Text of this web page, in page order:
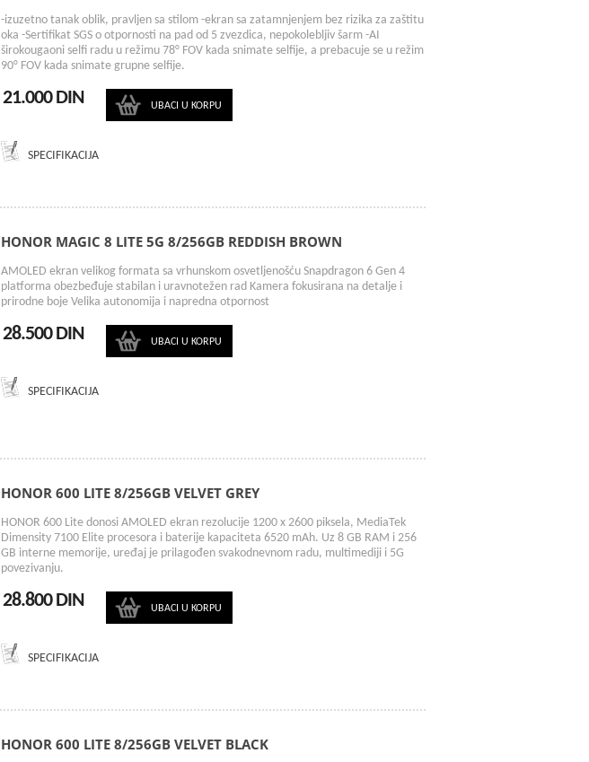
-izuzetno tanak oblik, pravljen sa stilom -ekran sa zatamnjenjem bez rizika za zaštitu
oka -Sertifikat SGS o otpornosti na pad od 5 zvezdica, nepokolebljiv šarm -AI
širokougaoni selfi radu u režimu 78° FOV kada snimate selfije, a prebacuje se u režim
90° FOV kada snimate grupne selfije.
21.000 DIN UBACI U KORPU
SPECIFIKACIJA
HONOR MAGIC 8 LITE 5G 8/256GB REDDISH BROWN
AMOLED ekran velikog formata sa vrhunskom osvetljenošću Snapdragon 6 Gen 4
platforma obezbeđuje stabilan i uravnotežen rad Kamera fokusirana na detalje i
prirodne boje Velika autonomija i napredna otpornost
28.500 DIN UBACI U KORPU
SPECIFIKACIJA
HONOR 600 LITE 8/256GB VELVET GREY
HONOR 600 Lite donosi AMOLED ekran rezolucije 1200 x 2600 piksela, MediaTek
Dimensity 7100 Elite procesora i baterije kapaciteta 6520 mAh. Uz 8 GB RAM i 256
GB interne memorije, uređaj je prilagođen svakodnevnom radu, multimediji i 5G
povezivanju.
28.800 DIN UBACI U KORPU
SPECIFIKACIJA
HONOR 600 LITE 8/256GB VELVET BLACK